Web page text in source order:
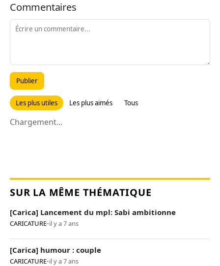
Commentaires
Publier
Les plus utiles Les plus aimés Tous
Chargement...
SUR LA MÊME THÉMATIQUE
[Carica] Lancement du mpl: Sabi ambitionne
CARICATURE•il y a 7 ans
[Carica] humour : couple
CARICATURE•il y a 7 ans